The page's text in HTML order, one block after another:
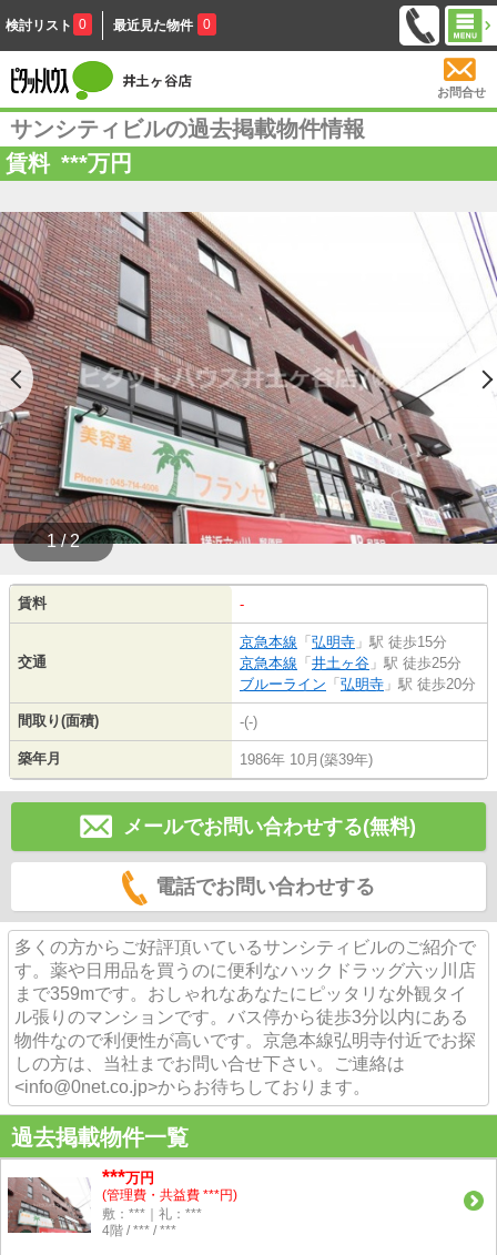
検討リスト 0 最近見た物件 0
お問合せ
サンシティビルの過去掲載物件情報
賃料 ***万円
1 / 2
賃料 -
交通
京急本線 「 弘明寺 」駅 徒歩15分
京急本線 「 井土ヶ谷 」駅 徒歩25分
ブルーライン 「 弘明寺 」駅 徒歩20分
間取り(面積) -(-)
築年月 1986年 10月(築39年)
メールでお問い合わせする(無料)
電話でお問い合わせする
多くの方からご好評頂いているサンシティビルのご紹介で
す。薬や日用品を買うのに便利なハックドラッグ六ッ川店
まで359mです。おしゃれなあなたにピッタリな外観タイ
ル張りのマンションです。バス停から徒歩3分以内にある
物件なので利便性が高いです。京急本線弘明寺付近でお探
しの方は、当社までお問い合せ下さい。ご連絡は
<info@0net.co.jp>からお待ちしております。
過去掲載物件一覧
***万円
(管理費・共益費 ***円)
敷：***｜礼：***
4階 / *** / ***